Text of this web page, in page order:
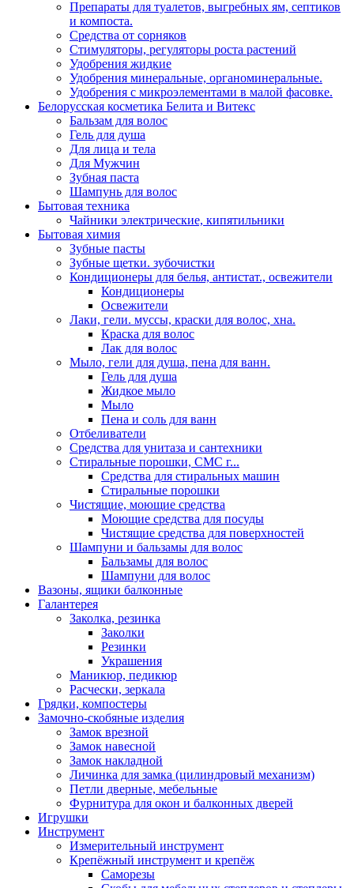
Препараты для туалетов, выгребных ям, септиков
и компоста.
Средства от сорняков
Стимуляторы, регуляторы роста растений
Удобрения жидкие
Удобрения минеральные, органоминеральные.
Удобрения с микроэлементами в малой фасовке.
Белорусская косметика Белита и Витекс
Бальзам для волос
Гель для душа
Для лица и тела
Для Мужчин
Зубная паста
Шампунь для волос
Бытовая техника
Чайники электрические, кипятильники
Бытовая химия
Зубные пасты
Зубные щетки. зубочистки
Кондиционеры для белья, антистат., освежители
Кондиционеры
Освежители
Лаки, гели. муссы, краски для волос, хна.
Краска для волос
Лак для волос
Мыло, гели для душа, пена для ванн.
Гель для душа
Жидкое мыло
Мыло
Пена и соль для ванн
Отбеливатели
Средства для унитаза и сантехники
Стиральные порошки, СМС г...
Средства для стиральных машин
Стиральные порошки
Чистящие, моющие средства
Моющие средства для посуды
Чистящие средства для поверхностей
Шампуни и бальзамы для волос
Бальзамы для волос
Шампуни для волос
Вазоны, ящики балконные
Галантерея
Заколка, резинка
Заколки
Резинки
Украшения
Маникюр, педикюр
Расчески, зеркала
Грядки, компостеры
Замочно-скобяные изделия
Замок врезной
Замок навесной
Замок накладной
Личинка для замка (цилиндровый механизм)
Петли дверные, мебельные
Фурнитура для окон и балконных дверей
Игрушки
Инструмент
Измерительный инструмент
Крепёжный инструмент и крепёж
Саморезы